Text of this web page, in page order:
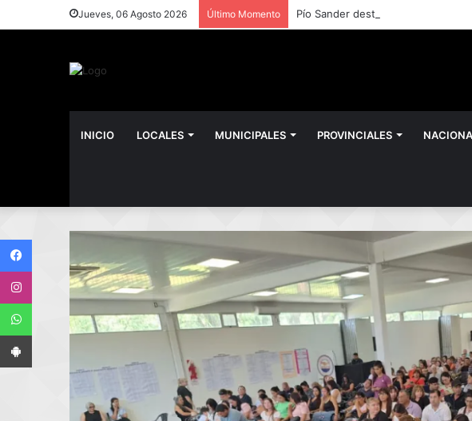
Jueves, 06 Agosto 2026 Último Momento
INICIO LOCALES MUNICIPALES PROVINCIALES
Instagram
WhatsApp
App Android